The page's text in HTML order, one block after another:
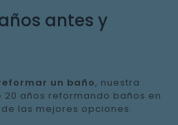
antes y
un baño, nuestra
años reformando baños en
las mejores opciones.